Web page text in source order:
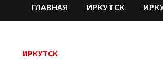
ГЛАВНАЯ ИРКУТСК
ИРКУТСК